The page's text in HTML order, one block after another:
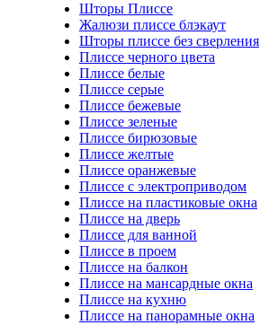
Шторы Плиссе
Жалюзи плиссе блэкаут
Шторы плиссе без сверления
Плиссе черного цвета
Плиссе белые
Плиссе серые
Плиссе бежевые
Плиссе зеленые
Плиссе бирюзовые
Плиссе желтые
Плиссе оранжевые
Плиссе с электроприводом
Плиссе на пластиковые окна
Плиссе на дверь
Плиссе для ванной
Плиссе в проем
Плиссе на балкон
Плиссе на мансардные окна
Плиссе на кухню
Плиссе на панорамные окна